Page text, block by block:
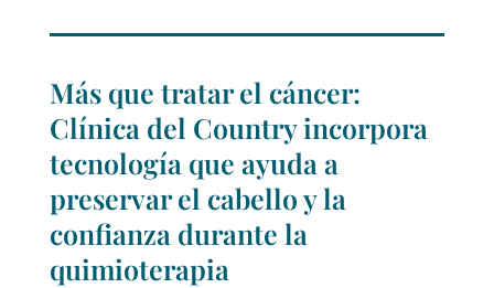
Más que tratar el cáncer:
Clínica del Country incorpora
tecnología que ayuda a
preservar el cabello y la
confianza durante la
quimioterapia